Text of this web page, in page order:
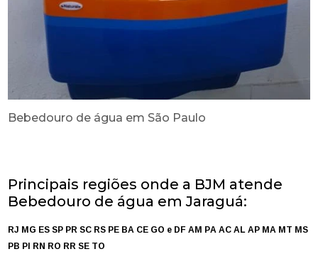
Bebedouro de água em São Paulo
Principais regiões onde a BJM atende
Bebedouro de água em Jaraguá:
RJ MG ESSPPRSCRSPEBACEGO e DFAM PAACALAPMAMT MS
PB PI RN RO RRSETO